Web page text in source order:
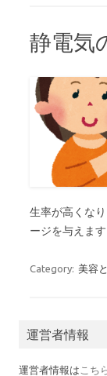
静電気
生率が高くな
ージを与えま
Category: 美容
運営者情報
運営者情報は こち